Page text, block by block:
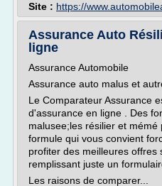
Site : https://
Assurance Auto
ligne
Assurance Automobile
Assurance auto malus et
Le Comparateur Assurance
d'assurance en ligne . Des
malusee;les résilier et
formule qui vous convient
profiter des meilleures offres
remplissant juste un
Les raisons de comparer...